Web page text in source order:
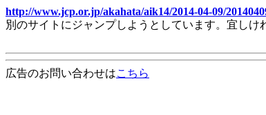
http://www.jcp.or.jp/akahata/aik14/2014-04-09/
別のサイトにジャンプしようとしています。宜し
広告のお問い合わせはこちら